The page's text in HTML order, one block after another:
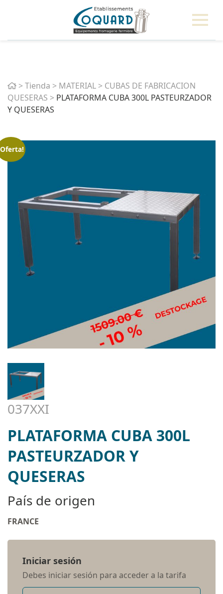
Home
>Tienda > MATERIAL > CUBAS DE FABRICACION
QUESERAS > PLATAFORMA CUBA 300L PASTEURZADOR
Y QUESERAS
037XXI
PLATAFORMA CUBA 300L
PASTEURZADOR Y
QUESERAS
País de origen
FRANCE
Iniciar sesión
Debes iniciar sesión para acceder a la tarifa